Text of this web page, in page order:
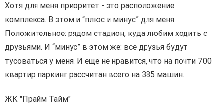
Хотя для меня приоритет - это расположение
комплекса. В этом и “плюс и минус” для меня.
Положительное: рядом стадион, куда любим ходить с
друзьями. И “минус” в этом же: все друзья будут
тусоваться у меня. И еще не нравится, что на почти 700
квартир паркинг рассчитан всего на 385 машин.
ЖК "Прайм Тайм"